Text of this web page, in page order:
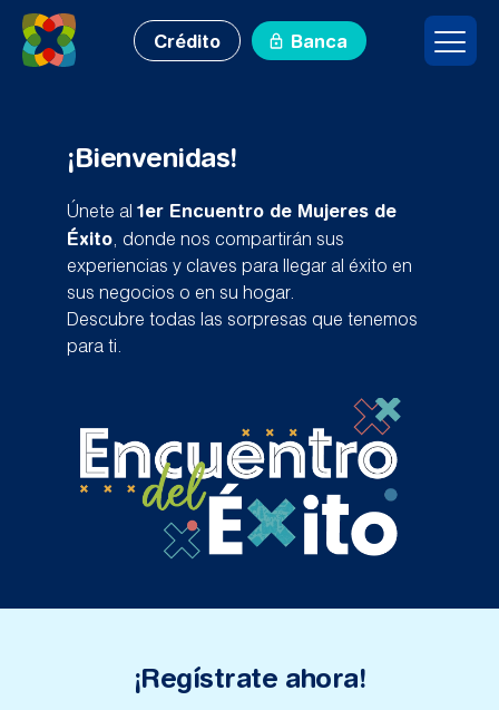
Crédito Banca
¡Bienvenidas!
Únete al 1er Encuentro de Mujeres de
Éxito, donde nos compartirán sus
experiencias y claves para llegar al éxito en
sus negocios o en su hogar.
Descubre todas las sorpresas que tenemos
para ti.
¡Regístrate ahora!